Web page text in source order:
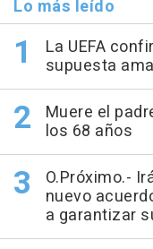
Lo más leído
La UEFA
supuesta
Muere el
los 68 años
O.Próximo.-
nuevo
a garantizar